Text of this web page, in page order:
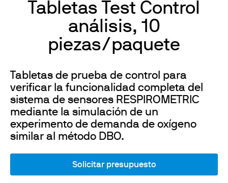
Tabletas Test Control
análisis, 10
piezas/paquete
Tabletas de prueba de control para
verificar la funcionalidad completa del
sistema de sensores RESPIROMETRIC
mediante la simulación de un
experimento de demanda de oxígeno
similar al método DBO.
Solicitar presupuesto